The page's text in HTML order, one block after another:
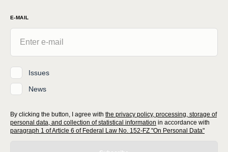
E-MAIL
Issues
News
By clicking the button, I agree with the privacy policy, processing, storage of
personal data, and collection of statistical information in accordance with
paragraph 1 of Article 6 of Federal Law No. 152-FZ "On Personal Data"